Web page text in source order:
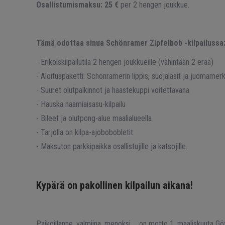
Osallistumismaksu: 25 € per 2 hengen joukkue.
Tämä odottaa sinua Schönramer Zipfelbob -kilpailussa:
- Erikoiskilpailutila 2 hengen joukkueille (vähintään 2 erää)
- Aloituspaketti: Schönramerin lippis, suojalasit ja
- Suuret olutpalkinnot ja haastekuppi voitettavana
- Hauska naamiaisasu-kilpailu
- Bileet ja olutpong-alue maalialueella
- Tarjolla on kilpa-ajobobobletit
- Maksuton parkkipaikka osallistujille ja katsojille.
Kypärä on pakollinen kilpailun aikana!